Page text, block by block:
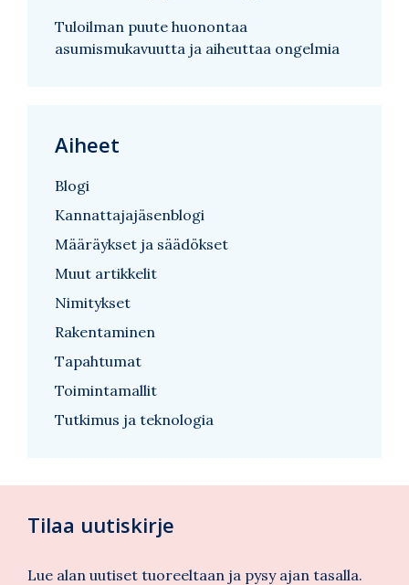
Tuloilman puute huonontaa
asumismukavuutta ja aiheuttaa ongelmia
Aiheet
Blogi
Kannattajajäsenblogi
Määräykset ja säädökset
Muut artikkelit
Nimitykset
Rakentaminen
Tapahtumat
Toimintamallit
Tutkimus ja teknologia
Tilaa uutiskirje
Lue alan uutiset tuoreeltaan ja pysy ajan tasalla.